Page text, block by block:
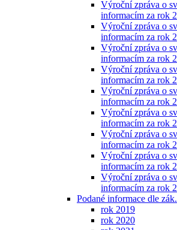
Výroční zpráva o
informacím za rok
Výroční zpráva o
informacím za rok
Výroční zpráva o
informacím za rok
Výroční zpráva o
informacím za rok
Výroční zpráva o
informacím za rok
Výroční zpráva o
informacím za rok
Výroční zpráva o
informacím za rok
Výroční zpráva o
informacím za rok
Výroční zpráva o
informacím za rok
Podané informace dle
rok 2019
rok 2020